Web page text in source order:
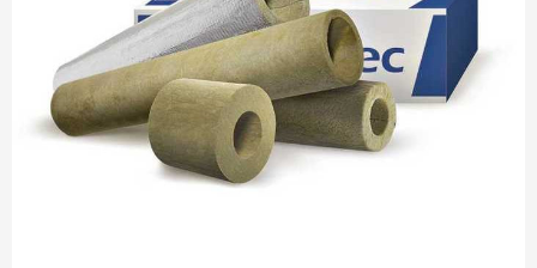
Утеплитель MasterPLEX
ПЕРЕЙТИ
Утеплитель Дирок
Утеплитель Isover
Утеплитель Урса
Утеплитель Isoroc